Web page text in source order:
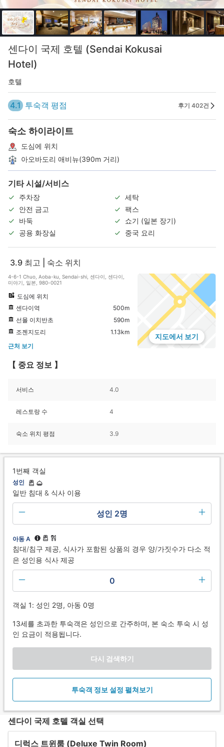
센다이 국제 호텔 (Sendai Kokusai
Hotel)
호텔
4.1 투숙객 평점 후기 402건
숙소 하이라이트
도심에 위치
아오바도리 애비뉴(390m 거리)
기타 시설/서비스
주차장
세탁
안전 금고
팩스
바둑
쇼기 (일본 장기)
공용 화장실
중국 요리
3.9 최고 | 숙소 위치
4-6-1 Chuo, Aoba-ku, Sendai-shi, 센다이, 센다이,
미야기, 일본, 980-0021
도심에 위치
센다이역
500m
선몰 이치반초
590m
조젠지도리
1.13km
근처 보기
지도에서 보기
【 중요 정보 】
서비스 4.0
레스토랑 수 4
숙소 위치 평점 3.9
1번째 객실
성인
일반 침대 & 식사 이용
성인 2명
아동 A
침대/침구 제공, 식사가 포함된 상품의 경우 양/가짓수가 다소 적
은 성인용 식사 제공
0
객실 1: 성인 2명, 아동 0명
13세를 초과한 투숙객은 성인으로 간주하며, 본 숙소 투숙 시 성
인 요금이 적용됩니다.
다시 검색하기
투숙객 정보 설정 펼쳐보기
센다이 국제 호텔 객실 선택
디럭스 트윈룸 (Deluxe Twin Room)